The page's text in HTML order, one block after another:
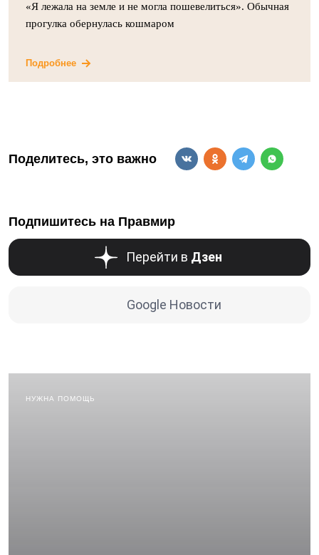
«Я лежала на земле и не могла пошевелиться». Обычная
прогулка обернулась кошмаром
Подробнее
Поделитесь, это важно
Подпишитесь на Правмир
Перейти в Дзен
Google Новости
НУЖНА ПОМОЩЬ